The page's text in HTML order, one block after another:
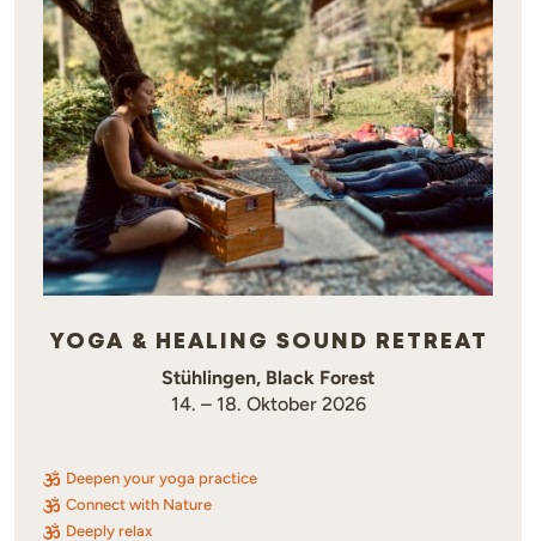
YOGA & HEALING SOUND RETREAT
Stühlingen, Black Forest
14. – 18. Oktober 2026
 Deepen your yoga practice
 Connect with Nature
 Deeply relax